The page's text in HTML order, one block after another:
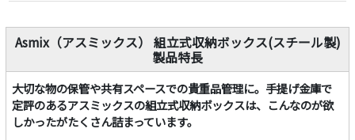
Asmix（アスミックス） 組立式収納ボックス(スチール製)
製品特長
大切な物の保管や共有スペースでの貴重品管理に。手提げ金庫で
定評のあるアスミックスの組立式収納ボックスは、こんなのが欲
しかったがたくさん詰まっています。